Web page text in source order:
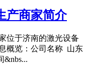
产商家简介
位于济南的激光设备
概览：公司名称 山东
&nbs...